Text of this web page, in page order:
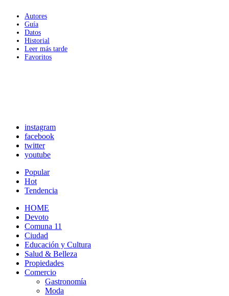
Autores
Guía
Datos
Historial
Leer más tarde
Favoritos
instagram
facebook
twitter
youtube
Popular
Hot
Tendencia
HOME
Devoto
Comuna 11
Ciudad
Educación y Cultura
Salud & Belleza
Propiedades
Comercio
Gastronomía
Moda